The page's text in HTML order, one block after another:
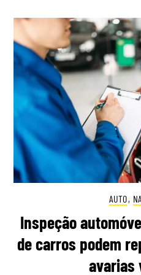
AUTO,
Inspeção
de carros podem
avarias